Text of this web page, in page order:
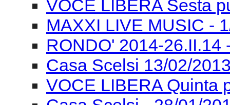
VOCE LIBERA Sesta
MAXXI LIVE MUSIC -
RONDO' 2014-
Casa Scelsi 13/02/
VOCE LIBERA Quinta